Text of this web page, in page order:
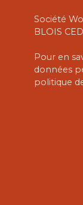
Société
BLOIS
Pour en
données
politique